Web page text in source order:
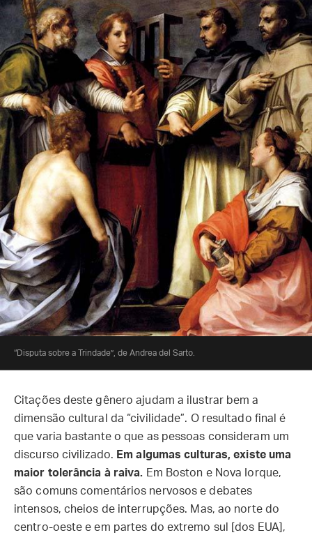
“Disputa sobre a Trindade”, de Andrea del Sarto.
Citações deste gênero ajudam a ilustrar bem a
dimensão cultural da “civilidade”. O resultado final é
que varia bastante o que as pessoas consideram um
discurso civilizado. Em algumas culturas, existe uma
maior tolerância à raiva. Em Boston e Nova Iorque,
são comuns comentários nervosos e debates
intensos, cheios de interrupções. Mas, ao norte do
centro-oeste e em partes do extremo sul [dos EUA],